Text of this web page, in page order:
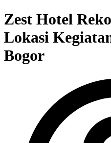
Zest Hotel
Lokasi
Bogor